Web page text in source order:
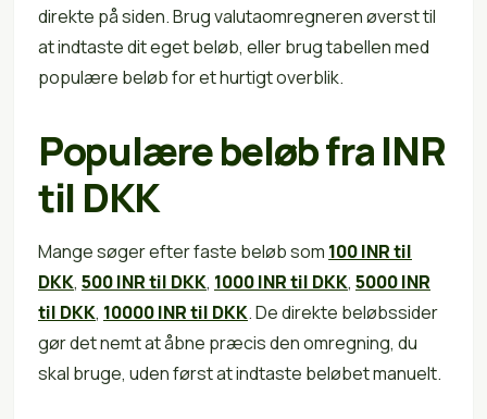
direkte på siden. Brug valutaomregneren øverst til
at indtaste dit eget beløb, eller brug tabellen med
populære beløb for et hurtigt overblik.
Populære beløb fra INR
til DKK
Mange søger efter faste beløb som 100 INR til
DKK, 500 INR til DKK, 1000 INR til DKK, 5000 INR
til DKK, 10000 INR til DKK. De direkte beløbssider
gør det nemt at åbne præcis den omregning, du
skal bruge, uden først at indtaste beløbet manuelt.